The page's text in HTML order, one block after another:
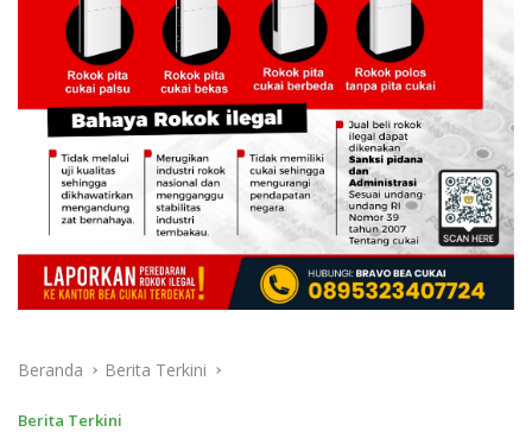
Beranda Berita Terkini
Berita Terkini